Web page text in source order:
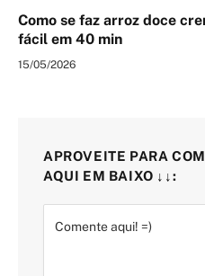
Como se faz arroz doce
fácil em 40 min
15/05/2026
APROVEITE PARA
AQUI EM BAIXO ↓↓: